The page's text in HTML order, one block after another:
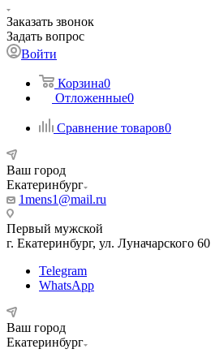
Заказать звонок
Задать вопрос
Войти
Корзина0
Отложенные0
Сравнение товаров0
Ваш город
Екатеринбург
1mens1@mail.ru
Первый мужской
г. Екатеринбург, ул. Луначарского 60
Telegram
WhatsApp
Ваш город
Екатеринбург